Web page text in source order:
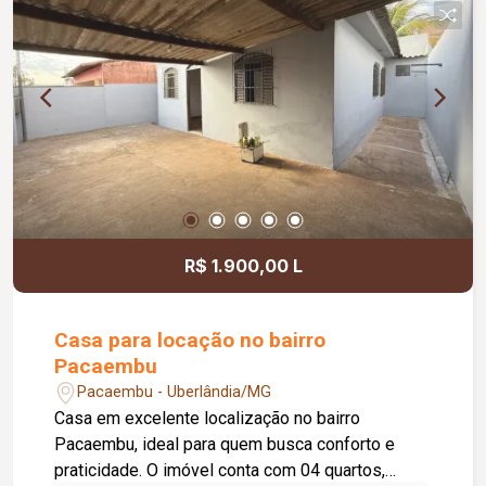
R$ 1.900,00 L
Casa para locação no bairro
Pacaembu
Pacaembu - Uberlândia/MG
Casa em excelente localização no bairro
Pacaembu, ideal para quem busca conforto e
praticidade. O imóvel conta com 04 quartos,